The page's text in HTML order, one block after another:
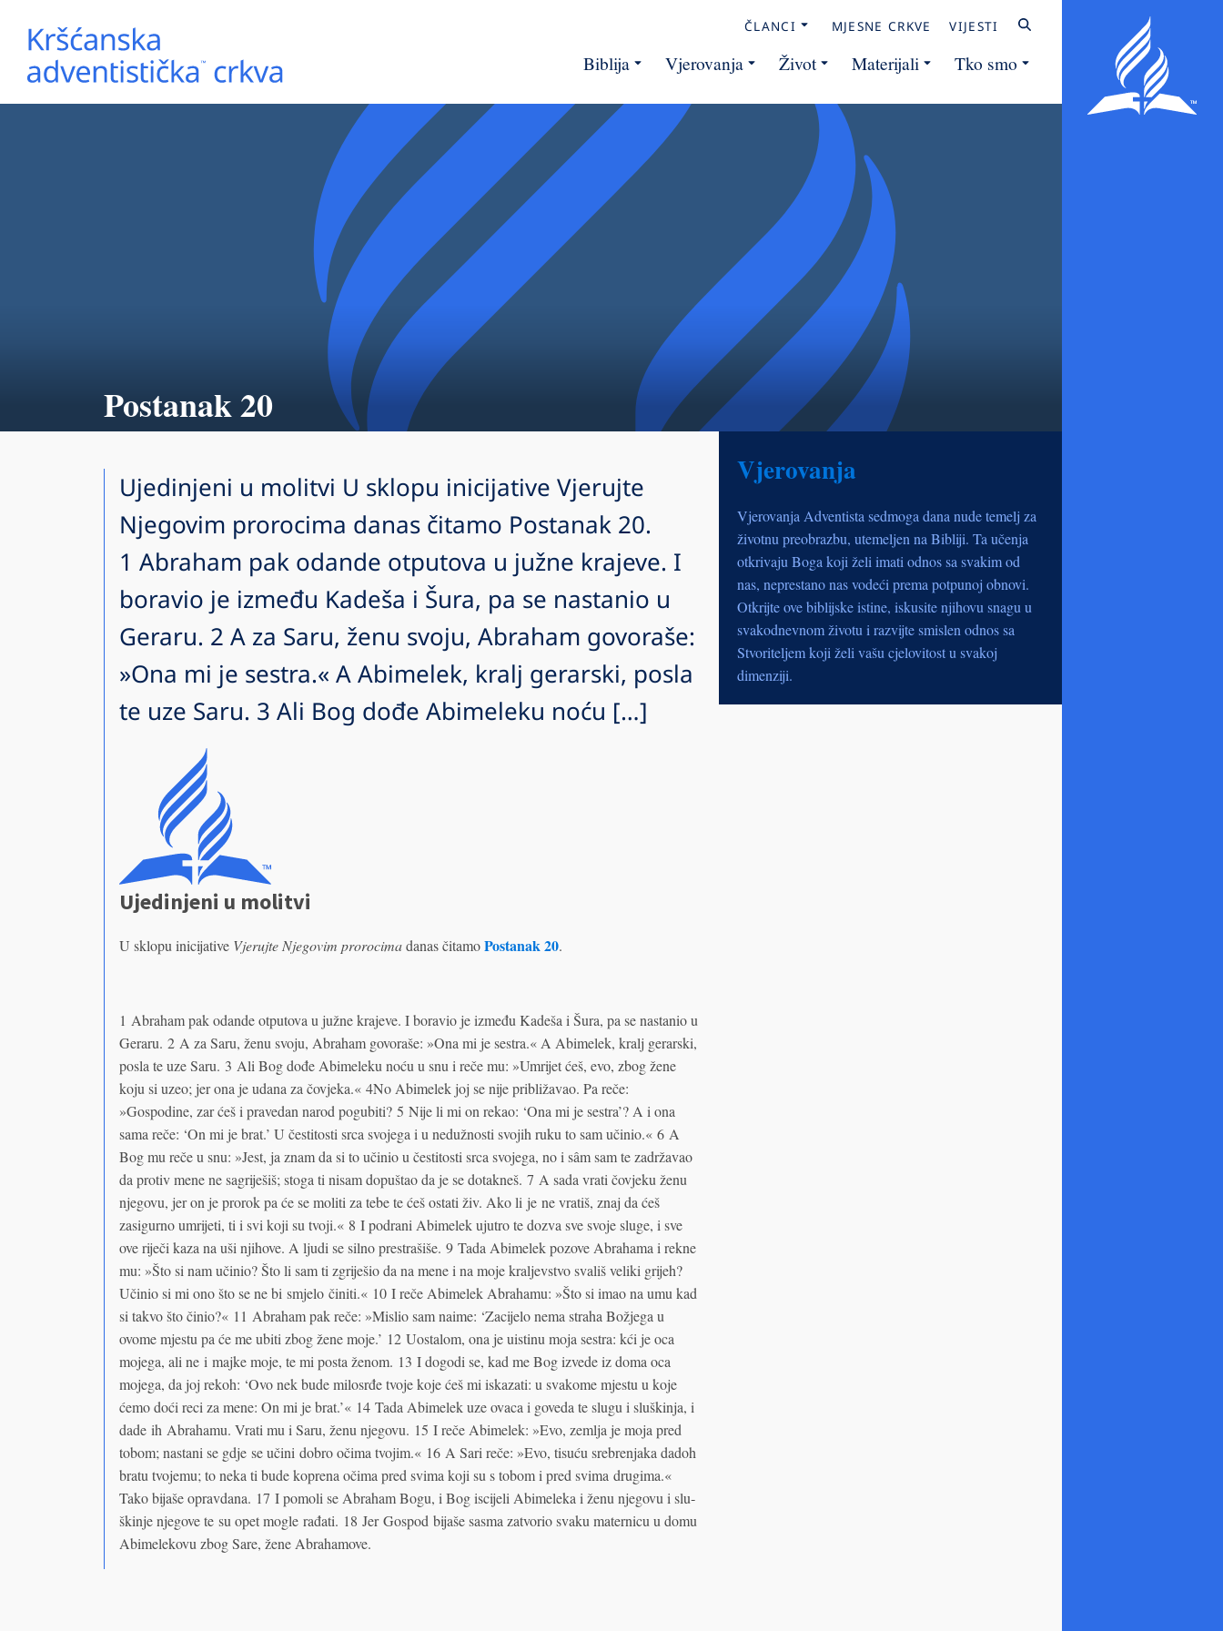
ČLANCI MJESNE CRKVE VIJESTI
Biblija Vjerovanja Život Materijali Tko smo
Postanak 20
Ujedinjeni u molitvi U sklopu inicijative Vjerujte
Njegovim prorocima danas čitamo Postanak 20.
1 Abraham pak odande otputova u južne krajeve. I
boravio je između Kadeša i Šura, pa se nastanio u
Geraru. 2 A za Saru, ženu svoju, Abraham govoraše:
»Ona mi je sestra.« A Abimelek, kralj gerarski, posla
te uze Saru. 3 Ali Bog dođe Abimeleku noću […]
Ujedinjeni u molitvi
U sklopu inicijative Vjerujte Njegovim prorocimadanas čitamoPostanak 20.
1 Abraham pak odande otputova u južne krajeve. I boravio je između Kadeša i Šura, pa se nastanio u
Geraru. 2 A za Saru, ženu svoju, Abraham govoraše: »Ona mi je sestra.« A Abimelek, kralj gerarski,
posla te uze Saru. 3 Ali Bog dođe Abimeleku noću u snu i reče mu: »Umrijet ćeš, evo, zbog žene
koju si uzeo; jer ona je udana za čovjeka.« 4No Abimelek joj se nije približavao. Pa reče:
»Gospodine, zar ćeš i pravedan narod pogubiti? 5 Nije li mi on rekao: ‘Ona mi je sestra’? A i ona
sama reče: ‘On mi je brat.’ U čestitosti srca svojega i u nedužnosti svojih ruku to sam učinio.« 6 A
Bog mu reče u snu: »Jest, ja znam da si to učinio u čestitosti srca svojega, no i sâm sam te zadržavao
da protiv mene ne sagriješiš; stoga ti nisam dopuštao da je se dotakneš. 7 A sada vrati čovjeku ženu
njegovu, jer on je prorok pa će se moliti za tebe te ćeš ostati živ. Ako li je ne vratiš, znaj da ćeš
zasigurno umrijeti, ti i svi koji su tvoji.« 8 I podrani Abimelek ujutro te dozva sve svoje sluge, i sve
ove riječi kaza na uši njihove. A ljudi se silno prestrašiše. 9 Tada Abimelek pozove Abrahama i rekne
mu: »Što si nam učinio? Što li sam ti zgriješio da na mene i na moje kraljevstvo svališ veliki grijeh?
Učinio si mi ono što se ne bi smjelo činiti.« 10 I reče Abimelek Abrahamu: »Što si imao na umu kad
si takvo što činio?« 11 Abraham pak reče: »Mislio sam naime: ‘Zacijelo nema straha Božjega u
ovome mjestu pa će me ubiti zbog žene moje.’ 12 Uostalom, ona je uistinu moja sestra: kći je oca
mojega, ali ne i majke moje, te mi posta ženom. 13 I dogodi se, kad me Bog izvede iz doma oca
mojega, da joj rekoh: ‘Ovo nek bude milosrđe tvoje koje ćeš mi iskazati: u svakome mjestu u koje
ćemo doći reci za mene: On mi je brat.’« 14 Tada Abimelek uze ovaca i goveda te slugu i sluškinja, i
dade ih Abrahamu. Vrati mu i Saru, ženu njegovu. 15 I reče Abimelek: »Evo, zemlja je moja pred
tobom; nastani se gdje se učini dobro očima tvojim.« 16 A Sari reče: »Evo, tisuću srebrenjaka dadoh
bratu tvojemu; to neka ti bude koprena očima pred svima koji su s tobom i pred svima drugima.«
Tako bijaše opravdana. 17 I pomoli se Abraham Bogu, i Bog iscijeli Abimeleka i ženu njegovu i slu­
škinje njegove te su opet mogle rađati. 18 Jer Gospod bijaše sasma zatvorio svaku maternicu u domu
Abimelekovu zbog Sare, žene Abrahamove.
Vjerovanja
Vjerovanja Adventista sedmoga dana nude temelj za
životnu preobrazbu, utemeljen na Bibliji. Ta učenja
otkrivaju Boga koji želi imati odnos sa svakim od
nas, neprestano nas vodeći prema potpunoj obnovi.
Otkrijte ove biblijske istine, iskusite njihovu snagu u
svakodnevnom životu i razvijte smislen odnos sa
Stvoriteljem koji želi vašu cjelovitost u svakoj
dimenziji.